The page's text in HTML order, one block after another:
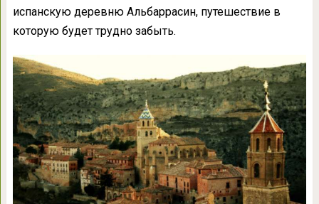
испанскую деревню Альбаррасин, путешествие в
которую будет трудно забыть.